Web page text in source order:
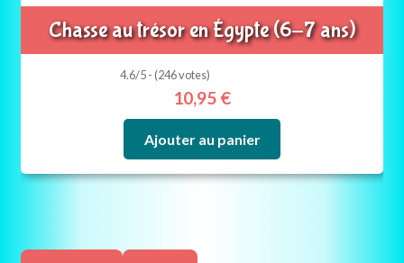
Chasse au trésor en Égypte (6-7 ans)
4.6/5 - (246 votes)
10,95 €
Ajouter au panier